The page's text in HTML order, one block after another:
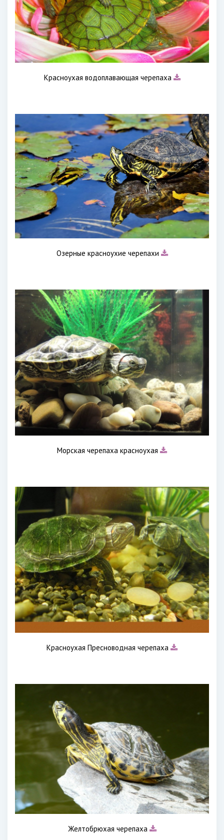
Красноухая водоплавающая черепаха
Озерные красноухие черепахи
Морская черепаха красноухая
Красноухая Пресноводная черепаха
Желтобрюхая черепаха